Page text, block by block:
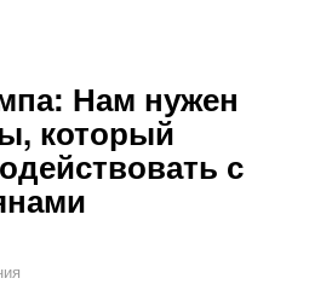
Нам нужен
который
с